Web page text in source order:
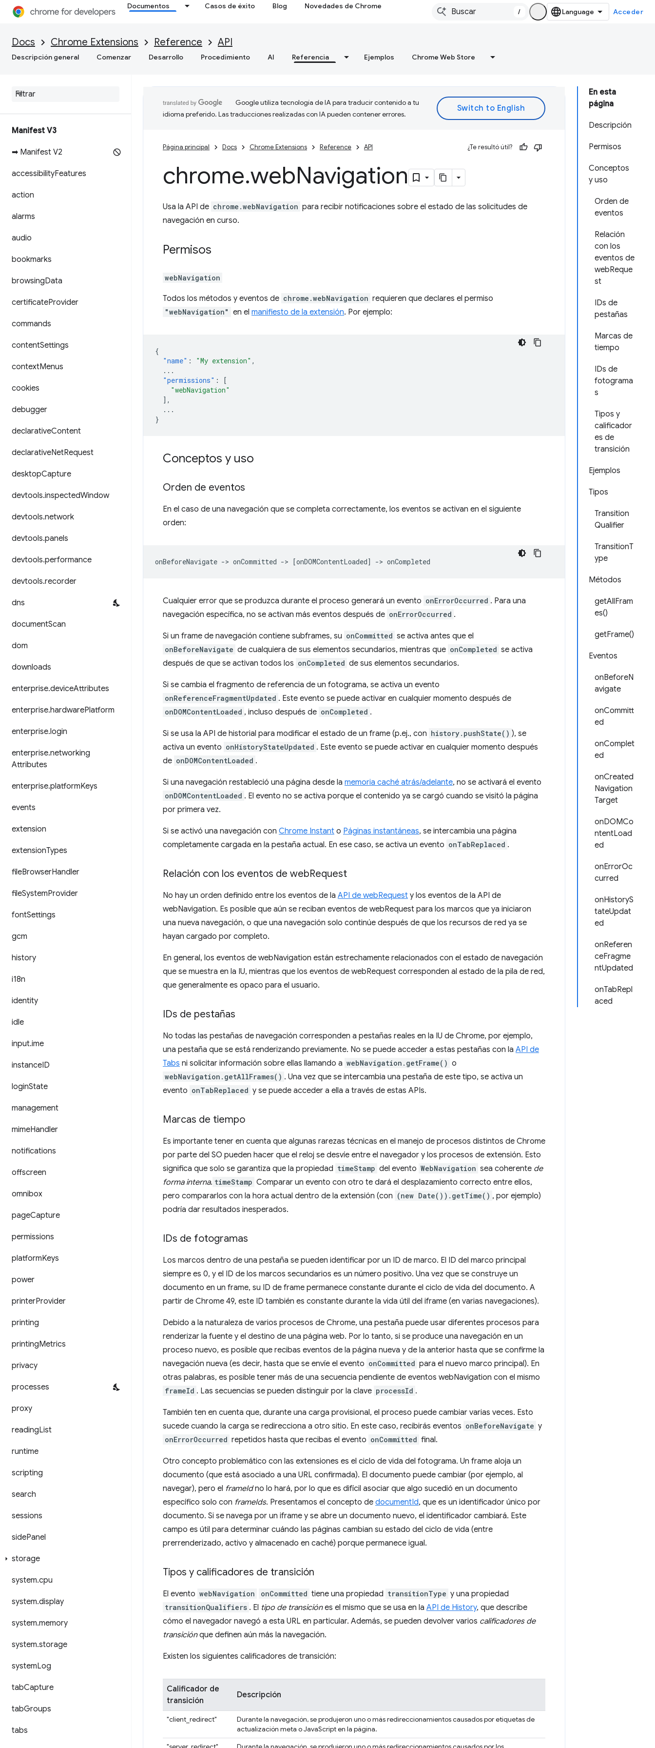
Documentos Casos de éxito Blog Novedades de Chrome
/ Acceder
Docs Chrome Extensions Reference API
Descripción general Comenzar Desarrollo Procedimiento AI Referencia Ejemplos Chrome Web Store
Manifest V3
➡ Manifest V2
accessibilityFeatures
action
alarms
audio
bookmarks
browsingData
certificateProvider
commands
contentSettings
contextMenus
cookies
debugger
declarativeContent
declarativeNetRequest
desktopCapture
devtools.inspectedWindow
devtools.network
devtools.panels
devtools.performance
devtools.recorder
dns
documentScan
dom
downloads
enterprise.deviceAttributes
enterprise.hardwarePlatform
enterprise.login
enterprise.networking
Attributes
enterprise.platformKeys
events
extension
extensionTypes
fileBrowserHandler
fileSystemProvider
fontSettings
gcm
history
i18n
identity
idle
input.ime
instanceID
loginState
management
mimeHandler
notifications
offscreen
omnibox
pageCapture
permissions
platformKeys
power
printerProvider
printing
printingMetrics
privacy
processes
proxy
readingList
runtime
scripting
search
sessions
sidePanel
storage
system.cpu
system.display
system.memory
system.storage
systemLog
tabCapture
tabGroups
tabs
En esta
página
Descripción
Permisos
Conceptos
y uso
Orden de
eventos
Relación
con los
eventos de
webReque
st
IDs de
pestañas
Marcas de
tiempo
IDs de
fotograma
s
Tipos y
calificador
es de
transición
Ejemplos
Tipos
Transition
Qualifier
TransitionT
ype
Métodos
getAllFram
es()
getFrame()
Eventos
onBeforeN
avigate
onCommitt
ed
onComplet
ed
onCreated
Navigation
Target
onDOMCo
ntentLoad
ed
onErrorOc
curred
onHistoryS
tateUpdat
ed
onReferen
ceFragme
ntUpdated
onTabRepl
aced
Google utiliza tecnología de IA para traducir contenido a tu
idioma preferido. Las traducciones realizadas con IA pueden contener errores.
Página principal Docs Chrome Extensions Reference API ¿Te resultó útil?
chrome.webNavigation
Usa la API de chrome.webNavigation para recibir notificaciones sobre el estado de las solicitudes de
navegación en curso.
Permisos
webNavigation
Todos los métodos y eventos de chrome.webNavigation requieren que declares el permiso
"webNavigation" en el manifiesto de la extensión. Por ejemplo:
{
"name" : "My extension" ,
...
"permissions" :
[
"webNavigation"
],
...
}
Conceptos y uso
Orden de eventos
En el caso de una navegación que se completa correctamente, los eventos se activan en el siguiente
orden:
Cualquier error que se produzca durante el proceso generará un evento onErrorOccurred . Para una
navegación específica, no se activan más eventos después de onErrorOccurred .
Si un frame de navegación contiene subframes, su onCommitted se activa antes que el
onBeforeNavigate de cualquiera de sus elementos secundarios, mientras que onCompleted se activa
después de que se activan todos los onCompleted de sus elementos secundarios.
Si se cambia el fragmento de referencia de un fotograma, se activa un evento
onReferenceFragmentUpdated . Este evento se puede activar en cualquier momento después de
onDOMContentLoaded , incluso después de onCompleted .
Si se usa la API de historial para modificar el estado de un frame (p.ej., con history.pushState() ), se
activa un evento onHistoryStateUpdated . Este evento se puede activar en cualquier momento después
de onDOMContentLoaded .
Si una navegación restableció una página desde la memoria caché atrás/adelante, no se activará el evento
onDOMContentLoaded . El evento no se activa porque el contenido ya se cargó cuando se visitó la página
por primera vez.
Si se activó una navegación con Chrome Instant o Páginas instantáneas, se intercambia una página
completamente cargada en la pestaña actual. En ese caso, se activa un evento onTabReplaced .
Relación con los eventos de webRequest
No hay un orden definido entre los eventos de la API de webRequest y los eventos de la API de
webNavigation. Es posible que aún se reciban eventos de webRequest para los marcos que ya iniciaron
una nueva navegación, o que una navegación solo continúe después de que los recursos de red ya se
hayan cargado por completo.
En general, los eventos de webNavigation están estrechamente relacionados con el estado de navegación
que se muestra en la IU, mientras que los eventos de webRequest corresponden al estado de la pila de red,
que generalmente es opaco para el usuario.
IDs de pestañas
No todas las pestañas de navegación corresponden a pestañas reales en la IU de Chrome, por ejemplo,
una pestaña que se está renderizando previamente. No se puede acceder a estas pestañas con la API de
Tabs ni solicitar información sobre ellas llamando a webNavigation.getFrame() o
webNavigation.getAllFrames() . Una vez que se intercambia una pestaña de este tipo, se activa un
evento onTabReplaced y se puede acceder a ella a través de estas APIs.
Marcas de tiempo
Es importante tener en cuenta que algunas rarezas técnicas en el manejo de procesos distintos de Chrome
por parte del SO pueden hacer que el reloj se desvíe entre el navegador y los procesos de extensión. Esto
significa que solo se garantiza que la propiedad timeStamp del evento WebNavigation sea coherente de
forma interna. timeStamp Comparar un evento con otro te dará el desplazamiento correcto entre ellos,
pero compararlos con la hora actual dentro de la extensión (con (new Date()).getTime() , por ejemplo)
podría dar resultados inesperados.
IDs de fotogramas
Los marcos dentro de una pestaña se pueden identificar por un ID de marco. El ID del marco principal
siempre es 0, y el ID de los marcos secundarios es un número positivo. Una vez que se construye un
documento en un frame, su ID de frame permanece constante durante el ciclo de vida del documento. A
partir de Chrome 49, este ID también es constante durante la vida útil del iframe (en varias navegaciones).
Debido a la naturaleza de varios procesos de Chrome, una pestaña puede usar diferentes procesos para
renderizar la fuente y el destino de una página web. Por lo tanto, si se produce una navegación en un
proceso nuevo, es posible que recibas eventos de la página nueva y de la anterior hasta que se confirme la
navegación nueva (es decir, hasta que se envíe el evento onCommitted para el nuevo marco principal). En
otras palabras, es posible tener más de una secuencia pendiente de eventos webNavigation con el mismo
frameId . Las secuencias se pueden distinguir por la clave processId .
También ten en cuenta que, durante una carga provisional, el proceso puede cambiar varias veces. Esto
sucede cuando la carga se redirecciona a otro sitio. En este caso, recibirás eventos onBeforeNavigate y
onErrorOccurred repetidos hasta que recibas el evento onCommitted final.
Otro concepto problemático con las extensiones es el ciclo de vida del fotograma. Un frame aloja un
documento (que está asociado a una URL confirmada). El documento puede cambiar (por ejemplo, al
navegar), pero el frameIdno lo hará, por lo que es difícil asociar que algo sucedió en un documento
específico solo con frameIds. Presentamos el concepto de documentId, que es un identificador único por
documento. Si se navega por un iframe y se abre un documento nuevo, el identificador cambiará. Este
campo es útil para determinar cuándo las páginas cambian su estado del ciclo de vida (entre
prerrenderizado, activo y almacenado en caché) porque permanece igual.
Tipos y calificadores de transición
El evento webNavigation onCommitted tiene una propiedad transitionType y una propiedad
transitionQualifiers . El tipo de transiciónes el mismo que se usa en la API de History, que describe
cómo el navegador navegó a esta URL en particular. Además, se pueden devolver varios calificadores de
transiciónque definen aún más la navegación.
Existen los siguientes calificadores de transición:
Calificador de
transición
Descripción
"client_redirect"
Durante la navegación, se produjeron uno o más redireccionamientos causados por etiquetas de
actualización meta o JavaScript en la página.